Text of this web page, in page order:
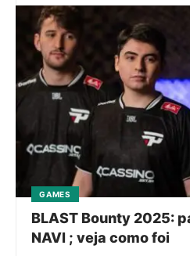
GAMES
BLAST Bounty 2025:
NAVI ; veja como foi